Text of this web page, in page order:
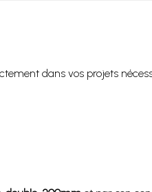
dans vos projets